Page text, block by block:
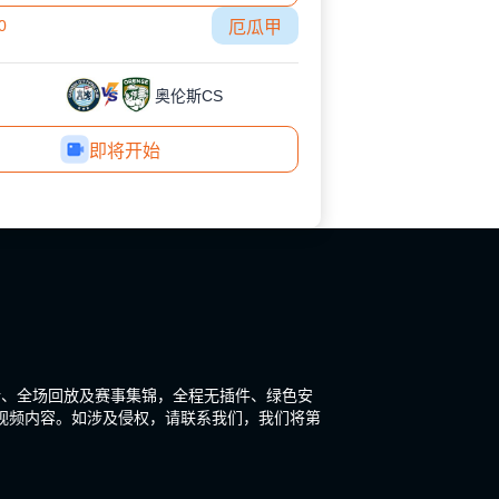
厄瓜甲
奥伦斯CS
即将开始
全场回放及赛事集锦，全程无插件、绿色安
内容。如涉及侵权，请联系我们，我们将第